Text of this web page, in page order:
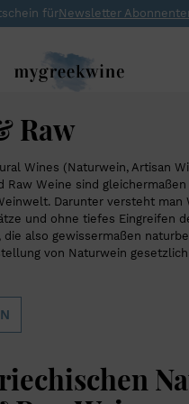
fürNewsletter
Raw
Wines (Naturwein, Artisan
Raw Weine sind gleichermaßen
Darunter versteht man
und ohne tiefes Eingreifen
also gewissermaßen
Bewirtschaftung im Weinberg,
als Voraussetzung für
von Naturwein
doch unter den Produzenten
Filtrationshilfen und eine
werden, oder „Raw-Weine“,
Winzers hergestellt werden.